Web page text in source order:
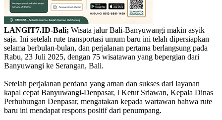
LANGIT7.ID-Bali; Wisata jalur Bali-Banyuwangi makin asyik
saja. Ini setelah rute transportasi umum baru ini telah dipersiapkan
selama berbulan-bulan, dan perjalanan pertama berlangsung pada
Rabu, 23 Juli 2025, dengan 75 wisatawan yang bepergian dari
Banyuwangi ke Serangan, Bali.
Setelah perjalanan perdana yang aman dan sukses dari layanan
kapal cepat Banyuwangi-Denpasar, I Ketut Sriawan, Kepala Dinas
Perhubungan Denpasar, mengatakan kepada wartawan bahwa rute
baru ini mendapat respons positif dari penumpang.